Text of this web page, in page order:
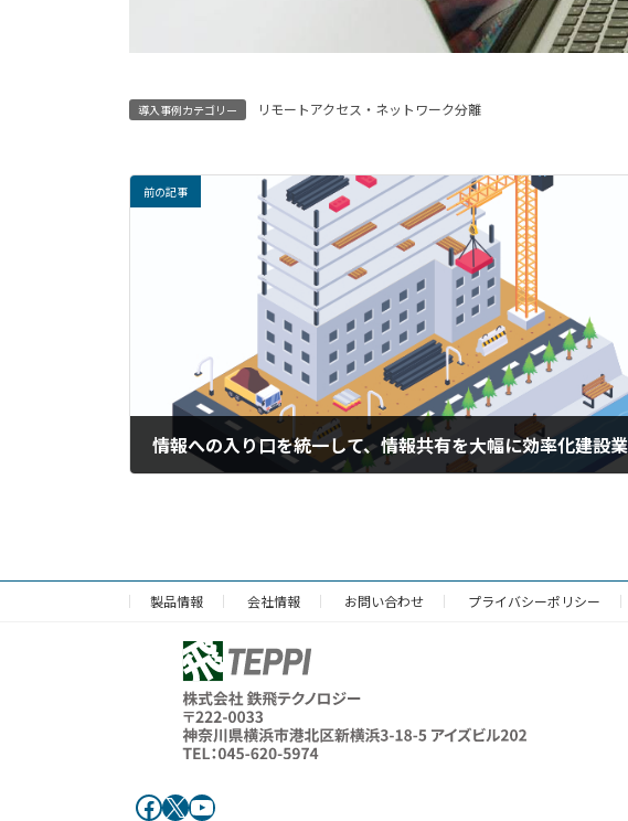
導入事例カテゴリー リモートアクセス・ネットワーク分離
前の記事
製品情報 会社情報 お問い合わせ プライバシーポリシー
Facebook
X YouTube